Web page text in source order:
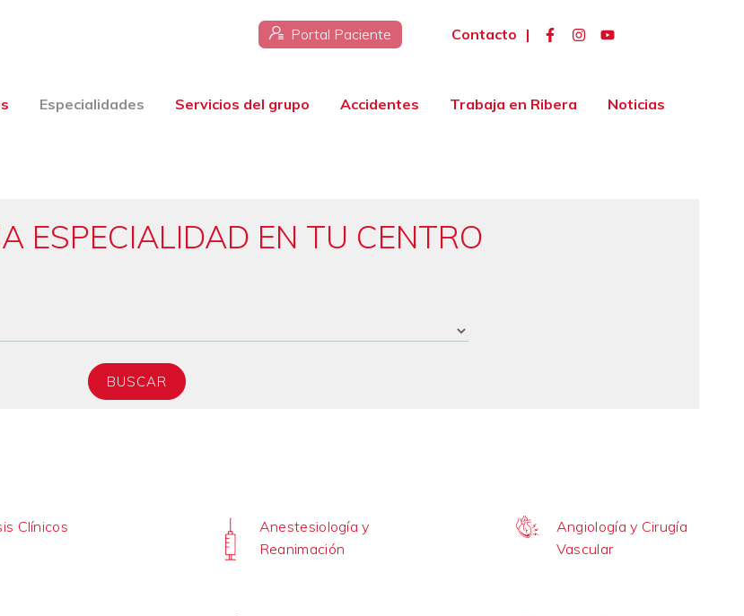
Portal Paciente Contacto |
Especialidades Servicios del grupo Accidentes Trabaja en Ribera Noticias
ESPECIALIDAD EN TU CENTRO
BUSCAR
Clínicos
Anestesiología y
Reanimación
Angiología y Cirugía
Vascular